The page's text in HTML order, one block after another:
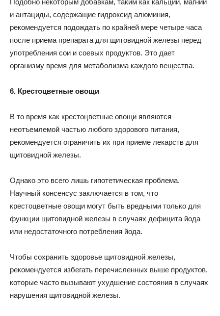
Подобно некоторым добавкам, таким как кальций, магний
и антациды, содержащие гидроксид алюминия,
рекомендуется подождать по крайней мере четыре часа
после приема препарата для щитовидной железы перед
употребления сои и соевых продуктов. Это дает
организму время для метаболизма каждого вещества.
6. Крестоцветные овощи
В то время как крестоцветные овощи являются
неотъемлемой частью любого здорового питания,
рекомендуется ограничить их при приеме лекарств для
щитовидной железы.
Однако это всего лишь гипотетическая проблема.
Научный консенсус заключается в том, что
крестоцветные овощи могут быть вредными только для
функции щитовидной железы в случаях дефицита йода
или недостаточного потребления йода.
Чтобы сохранить здоровье щитовидной железы,
рекомендуется избегать перечисленных выше продуктов,
которые часто вызывают ухудшение состояния в случаях
нарушения щитовидной железы.